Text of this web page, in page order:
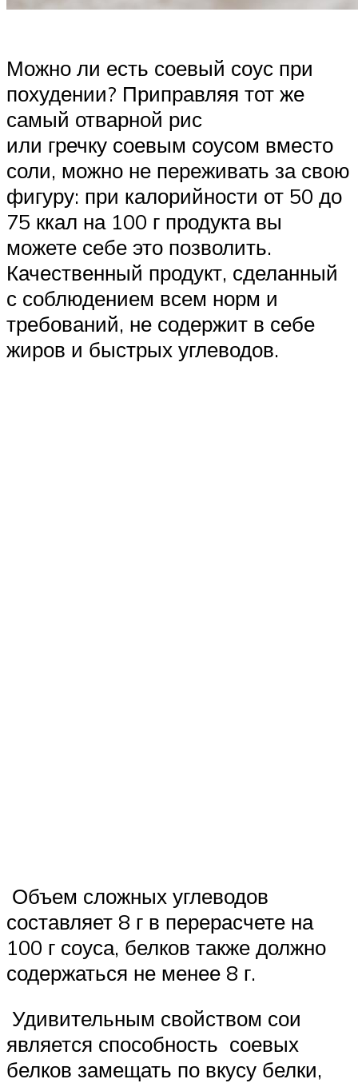
Можно ли есть соевый соус при
похудении? Приправляя тот же
самый отварной рис
или гречку соевым соусом вместо
соли, можно не переживать за свою
фигуру: при калорийности от 50 до
75 ккал на 100 г продукта вы
можете себе это позволить.
Качественный продукт, сделанный
с соблюдением всем норм и
требований, не содержит в себе
жиров и быстрых углеводов.
Объем сложных углеводов
составляет 8 г в перерасчете на
100 г соуса, белков также должно
содержаться не менее 8 г.
Удивительным свойством сои
является способность соевых
белков замещать по вкусу белки,